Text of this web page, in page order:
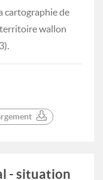
cartographie de
territoire wallon
- situation